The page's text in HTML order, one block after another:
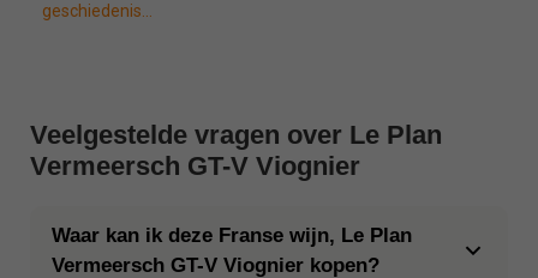
geschiedenis…
Veelgestelde vragen over Le Plan
Vermeersch GT-V Viognier
Waar kan ik deze Franse wijn, Le Plan
Vermeersch GT-V Viognier kopen?